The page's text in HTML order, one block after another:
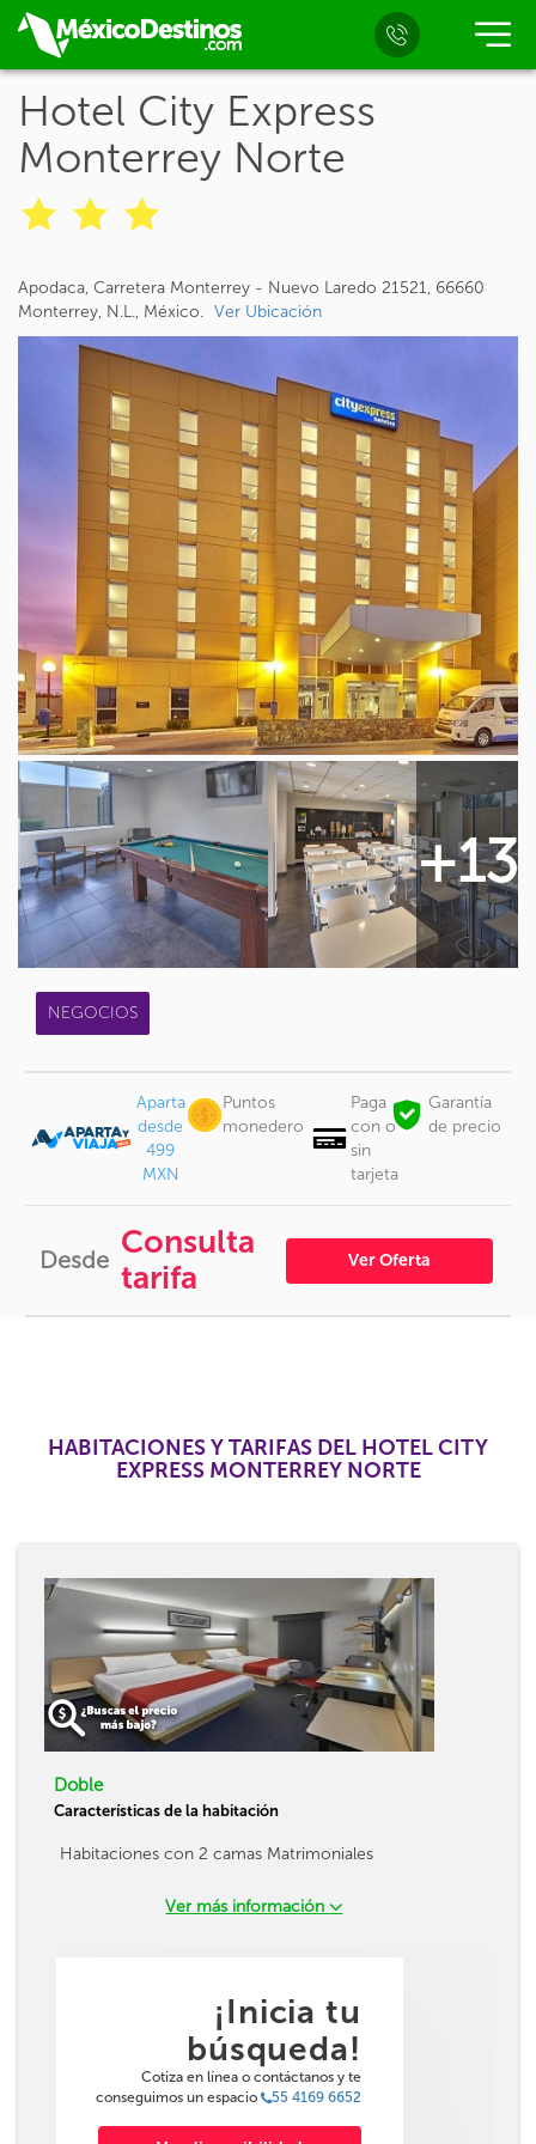
Hotel City Express
Monterrey Norte
Apodaca, Carretera Monterrey - Nuevo Laredo 21521, 66660
Monterrey, N.L., México. Ver Ubicación
+13
NEGOCIOS
Aparta
desde
499
MXN
Puntos
monedero
Paga
con o
sin
tarjeta
Garantía
de precio
Desde Consulta
tarifa
Ver Oferta
HABITACIONES Y TARIFAS DEL HOTEL CITY
EXPRESS MONTERREY NORTE
Doble
Características de la habitación
Habitaciones con 2 camas Matrimoniales
Ver más información
¡Inicia tu
búsqueda!
Cotiza en línea o contáctanos y te
conseguimos un espacio
55 4169 6652